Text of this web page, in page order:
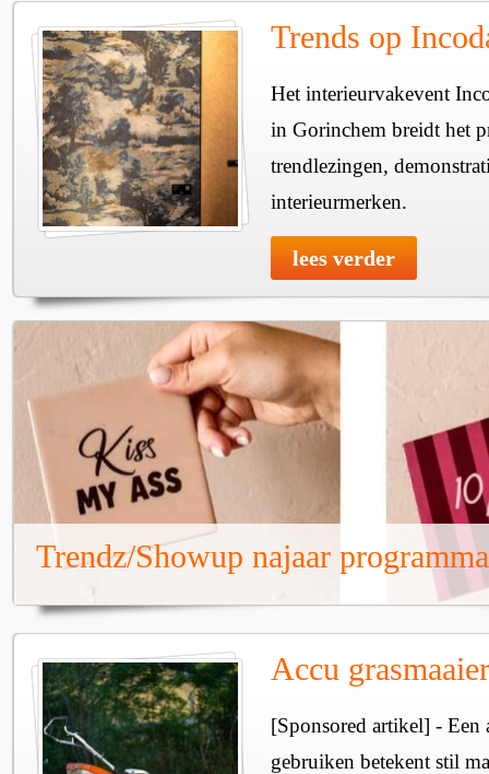
Trends op
Het interieurvakevent
in Gorinchem breidt het
trendlezingen,
interieurmerken.
lees verder
Trendz/Showup najaar programma
Accu
[Sponsored artikel] - Een
gebruiken betekent stil